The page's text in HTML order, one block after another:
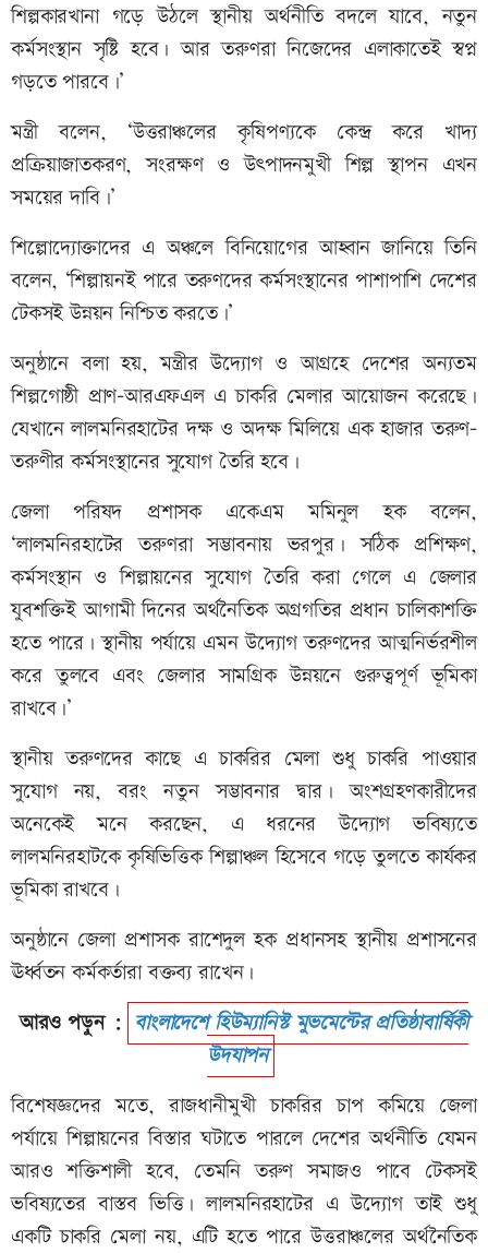
শিল্পকারখানা গড়ে উঠলে স্থানীয় অর্থনীতি বদলে যাবে, নতুন
কর্মসংস্থান সৃষ্টি হবে। আর তরুণরা নিজেদের এলাকাতেই স্বপ্ন
গড়তে পারবে।’
মন্ত্রী বলেন, ‘উত্তরাঞ্চলের কৃষিপণ্যকে কেন্দ্র করে খাদ্য
প্রক্রিয়াজাতকরণ, সংরক্ষণ ও উৎপাদনমুখী শিল্প স্থাপন এখন
সময়ের দাবি।’
শিল্পোদ্যোক্তাদের এ অঞ্চলে বিনিয়োগের আহ্বান জানিয়ে তিনি
বলেন, ‘শিল্পায়নই পারে তরুণদের কর্মসংস্থানের পাশাপাশি দেশের
টেকসই উন্নয়ন নিশ্চিত করতে।’
অনুষ্ঠানে বলা হয়, মন্ত্রীর উদ্যোগ ও আগ্রহে দেশের অন্যতম
শিল্পগোষ্ঠী প্রাণ-আরএফএল এ চাকরি মেলার আয়োজন করেছে।
যেখানে লালমনিরহাটের দক্ষ ও অদক্ষ মিলিয়ে এক হাজার তরুণ-
তরুণীর কর্মসংস্থানের সুযোগ তৈরি হবে।
জেলা পরিষদ প্রশাসক একেএম মমিনুল হক বলেন,
‘লালমনিরহাটের তরুণরা সম্ভাবনায় ভরপুর। সঠিক প্রশিক্ষণ,
কর্মসংস্থান ও শিল্পায়নের সুযোগ তৈরি করা গেলে এ জেলার
যুবশক্তিই আগামী দিনের অর্থনৈতিক অগ্রগতির প্রধান চালিকাশক্তি
হতে পারে। স্থানীয় পর্যায়ে এমন উদ্যোগ তরুণদের আত্মনির্ভরশীল
করে তুলবে এবং জেলার সামগ্রিক উন্নয়নে গুরুত্বপূর্ণ ভূমিকা
রাখবে।’
স্থানীয় তরুণদের কাছে এ চাকরির মেলা শুধু চাকরি পাওয়ার
সুযোগ নয়, বরং নতুন সম্ভাবনার দ্বার। অংশগ্রহণকারীদের
অনেকেই মনে করছেন, এ ধরনের উদ্যোগ ভবিষ্যতে
লালমনিরহাটকে কৃষিভিত্তিক শিল্পাঞ্চল হিসেবে গড়ে তুলতে কার্যকর
ভূমিকা রাখবে।
অনুষ্ঠানে জেলা প্রশাসক রাশেদুল হক প্রধানসহ স্থানীয় প্রশাসনের
ঊর্ধ্বতন কর্মকর্তারা বক্তব্য রাখেন।
আরও পড়ুন : বাংলাদেশে হিউম্যানিস্ট মুভমেন্টের প্রতিষ্ঠাবার্ষিকী
উদযাপন
বিশেষজ্ঞদের মতে, রাজধানীমুখী চাকরির চাপ কমিয়ে জেলা
পর্যায়ে শিল্পায়নের বিস্তার ঘটাতে পারলে দেশের অর্থনীতি যেমন
আরও শক্তিশালী হবে, তেমনি তরুণ সমাজও পাবে টেকসই
ভবিষ্যতের বাস্তব ভিত্তি। লালমনিরহাটের এ উদ্যোগ তাই শুধু
একটি চাকরি মেলা নয়, এটি হতে পারে উত্তরাঞ্চলের অর্থনৈতিক